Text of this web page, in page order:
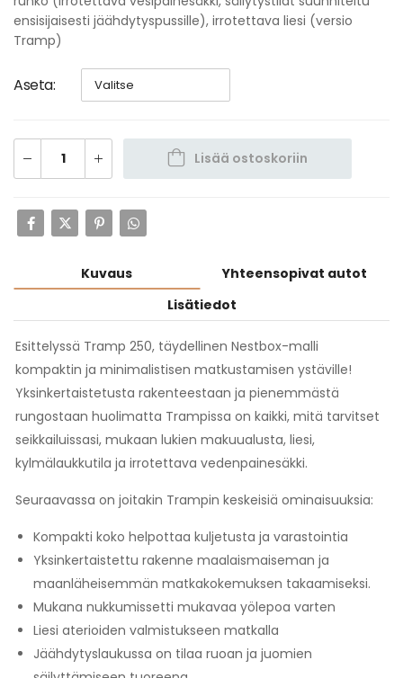
ensisijaisesti jäähdytyspussille), irrotettava liesi (versio
Tramp)
Aseta
Lisää ostoskoriin
Kuvaus
Yhteensopivat autot
Lisätiedot
Esittelyssä Tramp 250, täydellinen Nestbox-malli
kompaktin ja minimalistisen matkustamisen ystäville!
Yksinkertaistetusta rakenteestaan ja pienemmästä
rungostaan huolimatta Trampissa on kaikki, mitä tarvitset
seikkailuissasi, mukaan lukien makuualusta, liesi,
kylmälaukkutila ja irrotettava vedenpainesäkki.
Seuraavassa on joitakin Trampin keskeisiä ominaisuuksia:
Kompakti koko helpottaa kuljetusta ja varastointia
Yksinkertaistettu rakenne maalaismaiseman ja
maanläheisemmän matkakokemuksen takaamiseksi.
Mukana nukkumissetti mukavaa yölepoa varten
Liesi aterioiden valmistukseen matkalla
Jäähdytyslaukussa on tilaa ruoan ja juomien